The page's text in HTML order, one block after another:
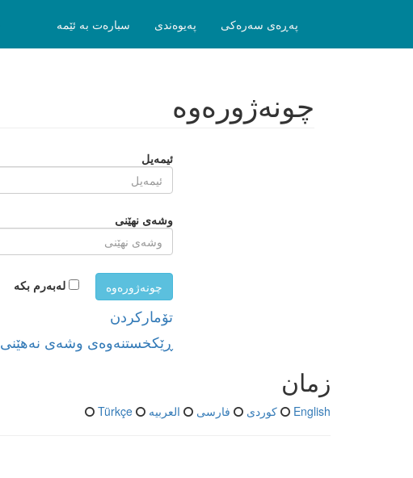
سبارەت بە ئێمە پەیوەندی پەڕەی سەرەکی
چونەژورەوە
ئیمەیل
وشەی نهێنی
چونەژورەوە لەبەرم بکە
تۆمارکردن
ڕێکخستنەوەی وشەی نەهێنی
زمان
English کوردی فارسی العربیە Türkçe